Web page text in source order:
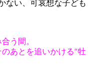
ない、可哀想な子ども
う間。
あとを追いかける"牡